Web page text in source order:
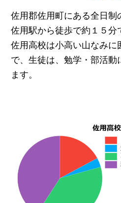
佐用郡佐用町にある全日制
佐用駅から徒歩で約１５分
佐用高校は小高い山なみに
で、生徒は、勉学・部活動
ます。